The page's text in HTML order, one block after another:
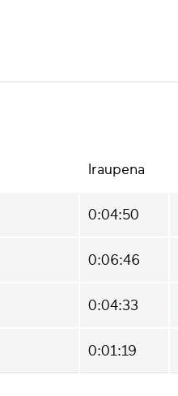
Iraupena
0:04:50
0:06:46
0:04:33
0:01:19